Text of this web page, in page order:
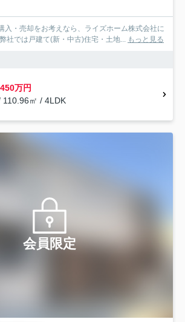
入・売却をお考えなら、ライズホーム株式会社に
社では戸建て(新・中古)住宅・土地... もっと見る
万円
110.96㎡ / 4LDK
会員限定